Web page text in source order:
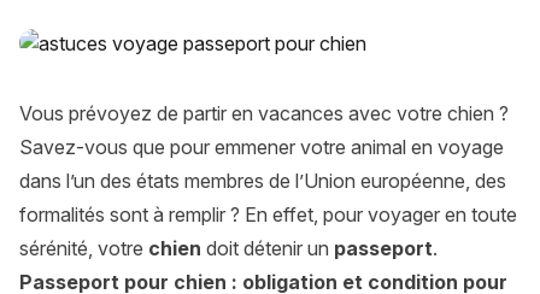
Passeport pour chien : ce qu’il faut savoir
Vous prévoyez de partir en vacances avec votre chien ?
Savez-vous que pour emmener votre animal en voyage
dans l’un des états membres de l’Union européenne, des
formalités sont à remplir ? En effet, pour voyager en toute
sérénité, votre chien doit détenir un passeport.
Passeport pour chien : obligation et condition pour